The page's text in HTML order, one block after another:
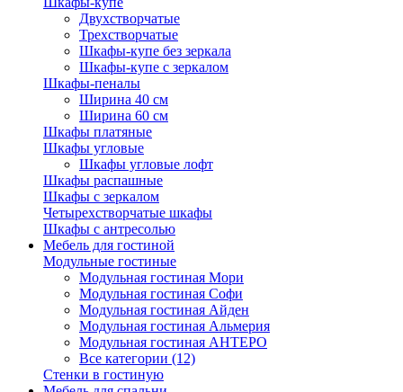
Двухстворчатые
Трехстворчатые
Шкафы-купе без зеркала
Шкафы-купе с зеркалом
Шкафы-пеналы
Ширина 40 см
Ширина 60 см
Шкафы платяные
Шкафы угловые
Шкафы угловые лофт
Шкафы распашные
Шкафы с зеркалом
Четырехстворчатые шкафы
Шкафы с антресолью
Мебель для гостиной
Модульные гостиные
Модульная гостиная Мори
Модульная гостиная Софи
Модульная гостиная Айден
Модульная гостиная Альмерия
Модульная гостиная АНТЕРО
Все категории (12)
Стенки в гостиную